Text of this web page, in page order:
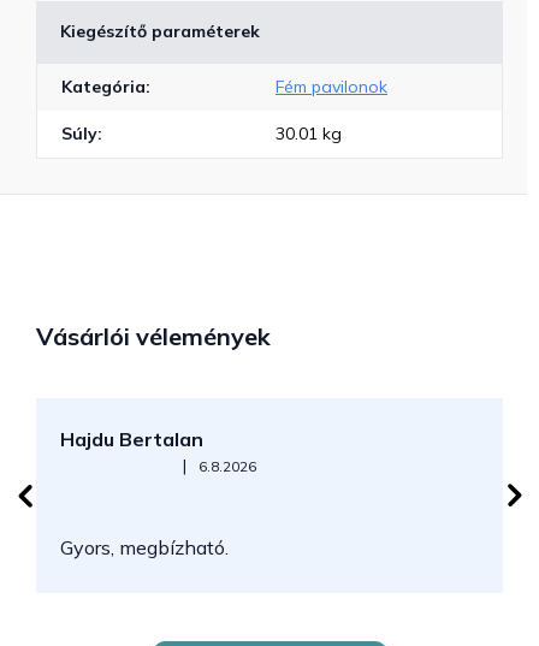
Kiegészítő paraméterek
Kategória: Fém pavilonok
Súly: 30.01 kg
Vásárlói vélemények
Hajdu Bertalan
Az áruház értékelése 5-ből 5 csillag.
| 6.8.2026
Gyors, megbízható.